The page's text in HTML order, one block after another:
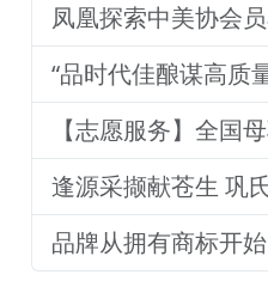
品牌从拥有商标开始